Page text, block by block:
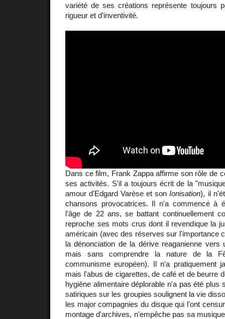
variété de ses créations représente toujours
rigueur et d'inventivité.
Dans ce film, Frank Zappa affirme son rôle de
ses activités. S'il a toujours écrit de la
amour d'Edgard Varèse et sonIonisation), il
chansons provocatrices. Il n'a commencé à
l'âge de 22 ans, se battant continuellement
reproche ses mots crus dont il revendique la
américain (avec des réserves sur l'importance
la dénonciation de la dérive reaganienne vers
mais sans comprendre la nature de la
communisme européen). Il n'a pratiquement
mais l'abus de cigarettes, de café et de beurre
hygiène alimentaire déplorable n'a pas été plus
satiriques sur les groupies soulignent la vie
les major compagnies du disque qui l'ont
montage d'archives, n'empêche pas sa